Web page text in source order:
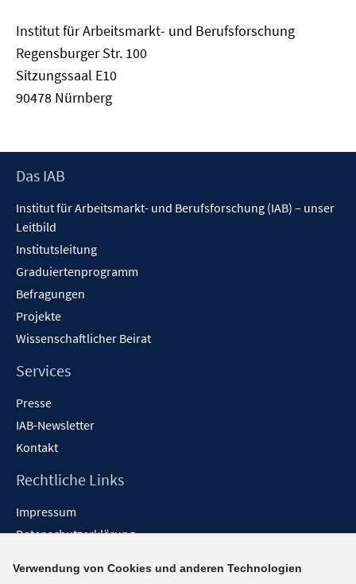
Institut für Arbeitsmarkt- und Berufsforschung
Regensburger Str. 100
Sitzungssaal E10
90478 Nürnberg
Footer
Das IAB
Institut für Arbeitsmarkt- und Berufsforschung (IAB) – unser
Leitbild
Institutsleitung
Graduiertenprogramm
Befragungen
Projekte
Wissenschaftlicher Beirat
Services
Presse
IAB-Newsletter
Kontakt
Rechtliche Links
Impressum
Datenschutzerklärung
Barrieren melden
Verwendung von Cookies und anderen Technologien